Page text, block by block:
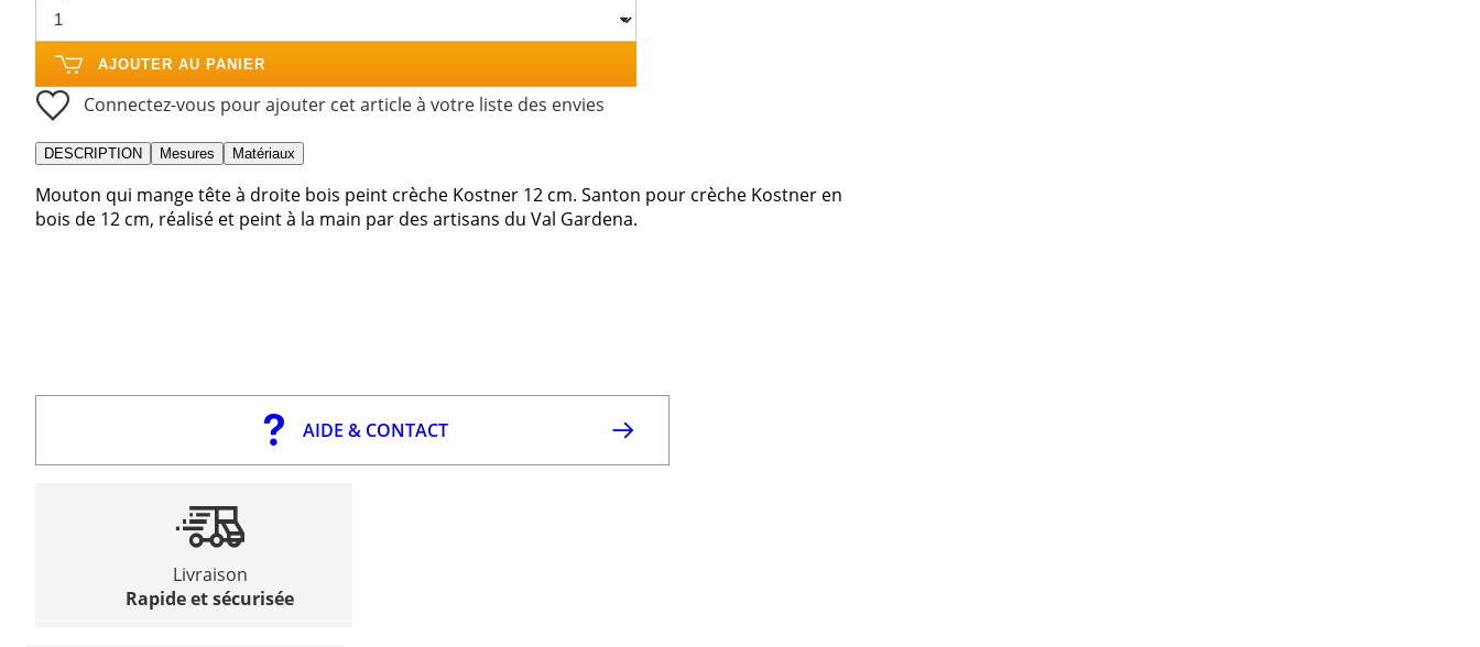
AJOUTER AU PANIER
Connectez-vous pour ajouter cet article à votre liste des envies
DESCRIPTION Mesures Matériaux
Mouton qui mange tête à droite bois peint crèche Kostner 12 cm. Santon pour crèche Kostner en
bois de 12 cm, réalisé et peint à la main par des artisans du Val Gardena.
AIDE & CONTACT
Livraison
Rapide et sécurisée